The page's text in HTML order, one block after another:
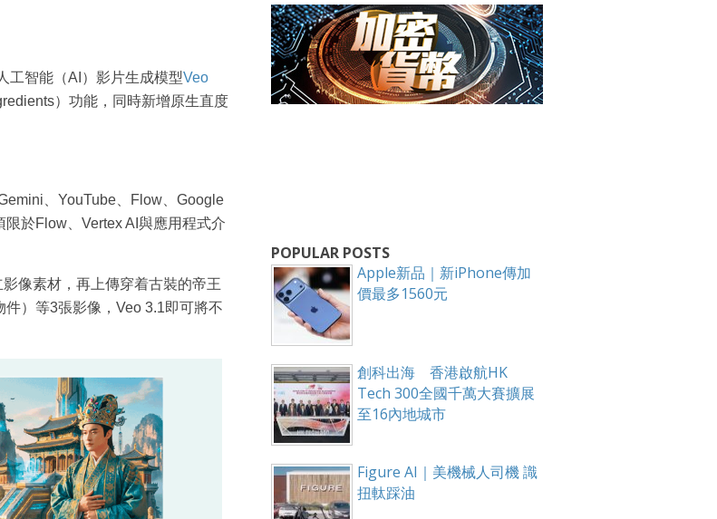
工智能（AI）影片生成模型Veo
）功能，同時新增原生直度
、YouTube、Flow、Google
於Flow、Vertex AI與應用程式介
像素材，再上傳穿着古裝的帝王
件）等3張影像，Veo 3.1即可將不
POPULAR POSTS
Apple新品｜新iPhone傳加
價最多1560元
創科出海 香港啟航HK
Tech 300全國千萬大賽擴展
至16內地城市
Figure AI｜美機械人司機 識
扭軚踩油
訊（附創業懶人包），直達郵箱！